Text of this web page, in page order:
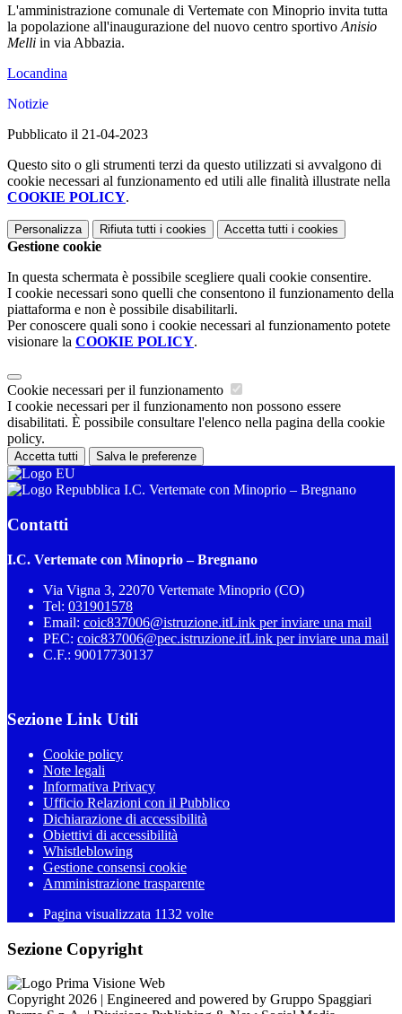
L'amministrazione comunale di Vertemate con Minoprio invita tutta
la popolazione all'inaugurazione del nuovo centro sportivo Anisio
Melli in via Abbazia.
Locandina
Notizie
Pubblicato il 21-04-2023
Questo sito o gli strumenti terzi da questo utilizzati si avvalgono di
cookie necessari al funzionamento ed utili alle finalità illustrate nella
COOKIE POLICY.
Personalizza Rifiuta tutti i cookies Accetta tutti i cookies
Gestione cookie
In questa schermata è possibile scegliere quali cookie consentire.
I cookie necessari sono quelli che consentono il funzionamento della
piattaforma e non è possibile disabilitarli.
Per conoscere quali sono i cookie necessari al funzionamento potete
visionare la COOKIE POLICY.
Cookie necessari per il funzionamento
I cookie necessari per il funzionamento non possono essere
disabilitati. È possibile consultare l'elenco nella pagina della cookie
policy.
Accetta tutti Salva le preferenze
I.C. Vertemate con Minoprio – Bregnano
Contatti
I.C. Vertemate con Minoprio – Bregnano
Via Vigna 3, 22070 Vertemate Minoprio (CO)
Tel: 031901578
Email: coic837006@istruzione.itLink per inviare una mail
PEC: coic837006@pec.istruzione.itLink per inviare una mail
C.F.: 90017730137
Sezione Link Utili
Cookie policy
Note legali
Informativa Privacy
Ufficio Relazioni con il Pubblico
Dichiarazione di accessibilità
Obiettivi di accessibilità
Whistleblowing
Gestione consensi cookie
Amministrazione trasparente
Pagina visualizzata 1132 volte
Sezione Copyright
Copyright 2026 | Engineered and powered by Gruppo Spaggiari